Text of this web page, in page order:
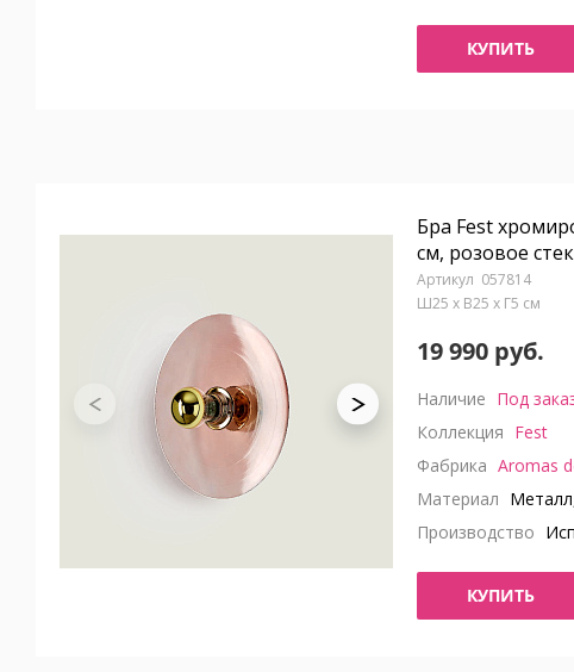
КУПИТЬ
Бра Fest
см, розовое
057814
Ш25 x В25 x Г5 см
19 990 руб.
Наличие Под
Коллекция Fest
Фабрика Aromas
Материал
Производство
КУПИТЬ